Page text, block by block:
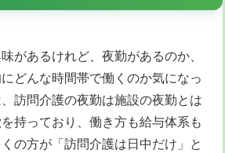
があるけれど、夜勤があるのか、
どんな時間帯で働くのか気になっ
訪問介護の夜勤は施設の夜勤とは
持っており、働き方も給与体系も
の方が「訪問介護は日中だけ」と